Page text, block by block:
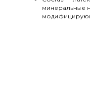
минеральные